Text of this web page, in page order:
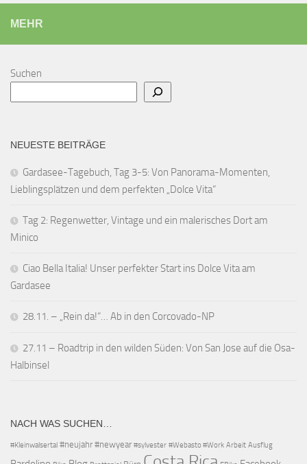
MEHR
Suchen
NEUESTE BEITRÄGE
Gardasee-Tagebuch, Tag 3-5: Von Panorama-Momenten,
Lieblingsplätzen und dem perfekten „Dolce Vita“
Tag 2: Regenwetter, Vintage und ein malerisches Dort am
Minico
Ciao Bella Italia! Unser perfekter Start ins Dolce Vita am
Gardasee
28.11. – „Rein da!“… Ab in den Corcovado-NP
27.11 – Roadtrip in den wilden Süden: Von San Jose auf die Osa-
Halbinsel
NACH WAS SUCHEN…
#Kleinwalsertal #neujahr #newyear #sylvester #Webasto #Work Arbeit Ausflug